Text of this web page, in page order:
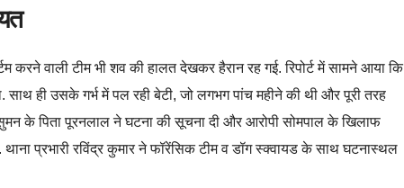
करने वाली टीम भी शव की हालत देखकर हैरान रह गई. रिपोर्ट में सामने आया कि
ही उसके गर्भ में पल रही बेटी, जो लगभग पांच महीने की थी और पूरी तरह
के पिता पूरनलाल ने घटना की सूचना दी और आरोपी सोमपाल के खिलाफ
प्रभारी रविंद्र कुमार ने फॉरेंसिक टीम व डॉग स्क्वायड के साथ घटनास्थल